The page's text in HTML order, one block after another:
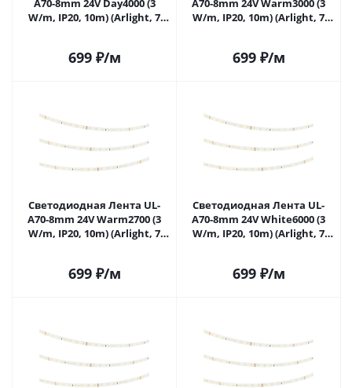
A70-8mm 24V Day4000 (3
W/m, IP20, 10m) (Arlight, 7
699₽/м
A70-8mm 24V Warm3000 (3
W/m, IP20, 10m) (Arlight, 7
699₽/м
Светодиодная Лента UL-
A70-8mm 24V Warm2700 (3
W/m, IP20, 10m) (Arlight, 7
699₽/м
Светодиодная Лента UL-
A70-8mm 24V White6000 (3
W/m, IP20, 10m) (Arlight, 7
699₽/м